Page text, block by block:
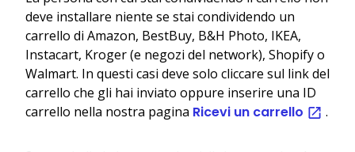
deve installare niente se stai condividendo un
carrello di Amazon, BestBuy, B&H Photo, IKEA,
Instacart, Kroger (e negozi del network), Shopify o
Walmart. In questi casi deve solo cliccare sul link del
carrello che gli hai inviato oppure inserire una ID
carrello nella nostra pagina Ricevi un carrello .